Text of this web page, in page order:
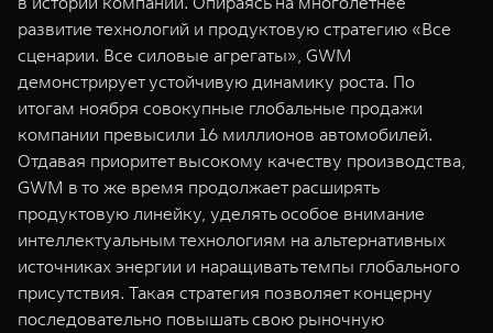
развитие технологий и продуктовую стратегию «Все
сценарии. Все силовые агрегаты», GWM
демонстрирует устойчивую динамику роста. По
итогам ноября совокупные глобальные продажи
компании превысили 16 миллионов автомобилей.
Отдавая приоритет высокому качеству производства,
GWM в то же время продолжает расширять
продуктовую линейку, уделять особое внимание
интеллектуальным технологиям на альтернативных
источниках энергии и наращивать темпы глобального
присутствия. Такая стратегия позволяет концерну
последовательно повышать свою рыночную